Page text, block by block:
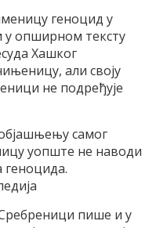
геноцид у
у опширном тексту
Хашког
али своју
не подређује
самог
уопште не наводи
пише и у